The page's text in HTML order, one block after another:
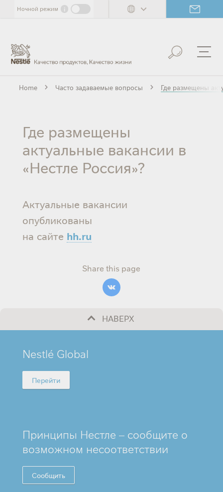
content
Ночной режим i
Home Часто задаваемые вопросы Где размещены
Где размещены
актуальные вакансии в
«Нестле Россия»?
Актуальные вакансии
опубликованы
на сайте hh.ru
Share this page
НАВЕРХ
FOOTER
Nestlé Global
Перейти
Принципы Нестле – сообщите о
возможном несоответствии
Сообщить